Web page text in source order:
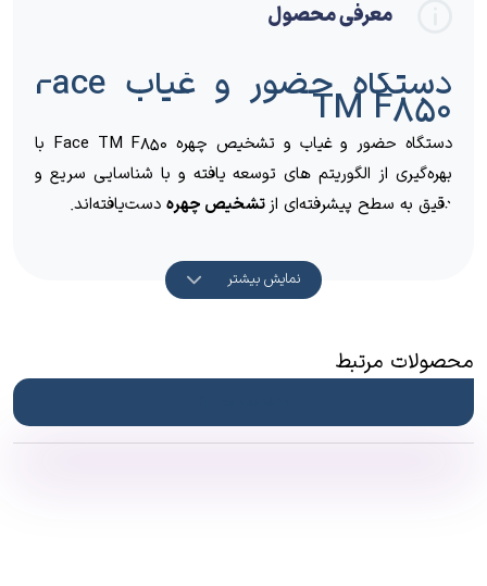
معرفی محصول
دستگاه حضور و غیاب Face TM F850
دستگاه حضور و غیاب و تشخیص چهره Face TM F850 با
بهره‌گیری از الگوریتم های توسعه یافته و با شناسایی سریع و
دقیق به سطح پیشرفته‌ای ازتشخیص چهره‌ دست‌یافته‌اند.
دارای قابلیت بازکردن ضروری درب ها
ظرفیت چهره: ۱۵۰۰
نمایش بیشتر
محصولات مرتبط